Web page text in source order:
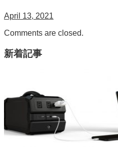
April 13, 2021
Comments are closed.
新着記事